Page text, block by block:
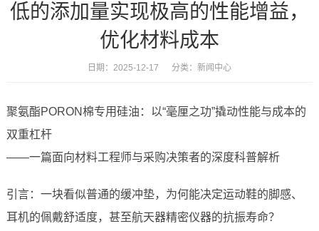
低的添加量实现极高的性能增益，
优化材料成本
日期：2025-12-17 分类： 新闻中心
聚氨酯PORON棉专用硅油：以“毫厘之功”撬动性能与成本的
双重杠杆
——一篇面向材料工程师与采购决策者的深度科普解析
引言：一块看似普通的缓冲垫，为何能决定运动鞋的脚感、
耳机的佩戴舒适度，甚至航天器精密仪器的抗振寿命？